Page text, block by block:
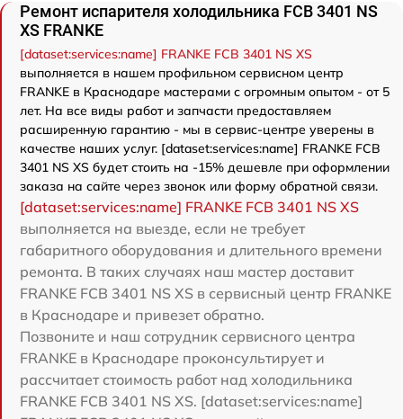
Ремонт испарителя холодильника FCB 3401 NS
XS FRANKE
[dataset:services:name] FRANKE FCB 3401 NS XS
выполняется в нашем профильном сервисном центр
FRANKE в Краснодаре мастерами с огромным опытом - от 5
лет. На все виды работ и запчасти предоставляем
расширенную гарантию - мы в сервис-центре уверены в
качестве наших услуг. [dataset:services:name] FRANKE FCB
3401 NS XS будет стоить на -15% дешевле при оформлении
заказа на сайте через звонок или форму обратной связи.
[dataset:services:name] FRANKE FCB 3401 NS XS
выполняется на выезде, если не требует
габаритного оборудования и длительного времени
ремонта. В таких случаях наш мастер доставит
FRANKE FCB 3401 NS XS в сервисный центр FRANKE
в Краснодаре и привезет обратно.
Позвоните и наш сотрудник сервисного центра
FRANKE в Краснодаре проконсультирует и
рассчитает стоимость работ над холодильника
FRANKE FCB 3401 NS XS. [dataset:services:name]